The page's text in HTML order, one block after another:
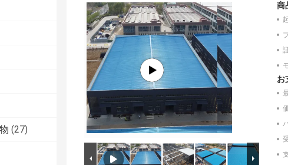
(27)
商
お